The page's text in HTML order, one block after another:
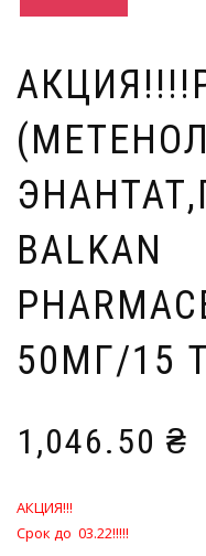
(МЕТЕНОЛ
BALKAN
50МГ/15
1,046.50 ₴
АКЦИЯ!!!
Срок до 03.22!!!!!